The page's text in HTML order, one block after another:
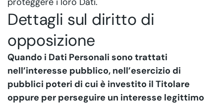
Dettagli sul diritto di
opposizione
Quando i Dati Personali sono trattati
nell’interesse pubblico, nell’esercizio di
pubblici poteri di cui è investito il Titolare
oppure per perseguire un interesse legittimo